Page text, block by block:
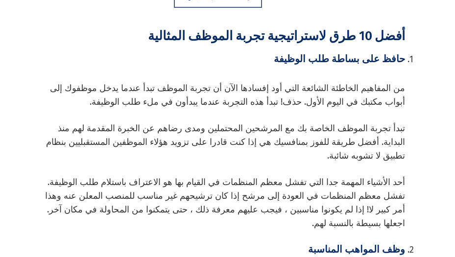
أفضل 10 طرق لاستراتيجية تجربة الموظف المثالية
حافظ على بساطة طلب الوظيفة
من المفاهيم الخاطئة الشائعة التي أود إفسادها الآن أن تجربة الموظف تبدأ عندما يدخل موظفوك إلى
أبواب مكتبك في اليوم الأول. حذف! تبدأ هذه التجربة عندما يبدأون في ملء طلب الوظيفة.
تبدأ تجربة الموظف الخاصة بك مع المرشحين المحتملين ومدى رضاهم عن الخبرة المقدمة لهم منذ
البداية. أفضل طريقة للفوز بمنافسيك هي إذا كنت قادرا على تزويد هؤلاء الموظفين المستقبليين بنظام
تطبيق لا تشوبه شائبة.
أحد الأشياء المهمة جدا التي تفشل معظم المنظمات في القيام بها هو الاعتراف باستلام طلب الوظيفة.
تفشل معظم المنظمات في العودة إلى مرشح إذا كان ترشيحهم غير مناسب للمنصب المعلن عنه وهذا
أمر كبير لا! إذا لم يكونوا مناسبين ، فيجب عليهم معرفة ذلك ، حتى يتمكنوا من المحاولة في مكان آخر.
اجعلها بسيطة بالنسبة لهم.
وظف المواهب المناسبة